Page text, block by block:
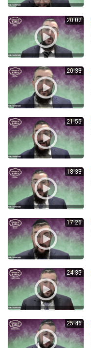
20:02
20:33
21:55
18:33
17:26
24:35
25:46